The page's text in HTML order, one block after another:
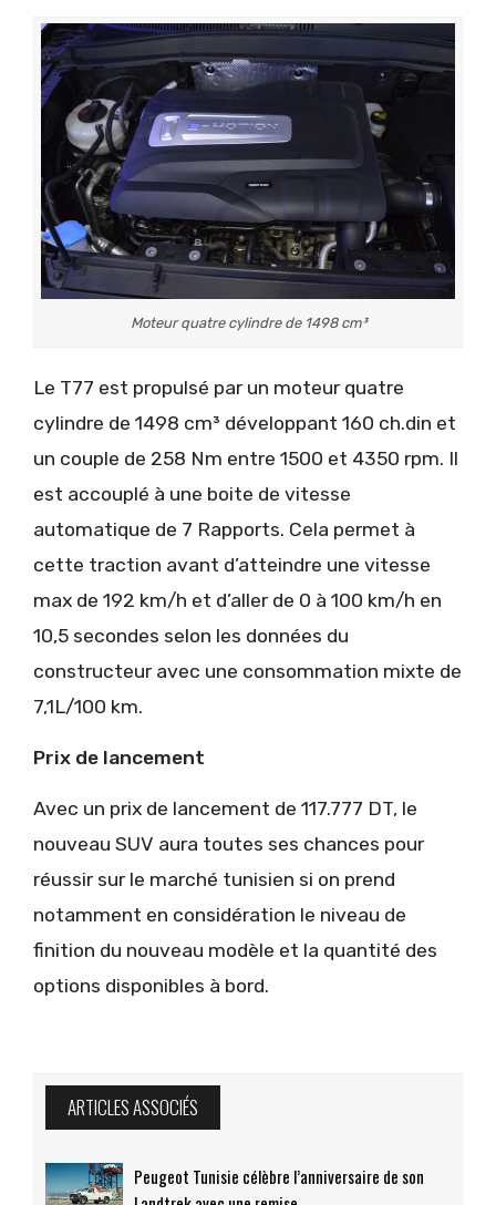
Moteur quatre cylindre de 1498 cm³
Le T77 est propulsé par un moteur quatre
cylindre de 1498 cm³ développant 160 ch.din et
un couple de 258 Nm entre 1500 et 4350 rpm. Il
est accouplé à une boite de vitesse
automatique de 7 Rapports. Cela permet à
cette traction avant d’atteindre une vitesse
max de 192 km/h et d’aller de 0 à 100 km/h en
10,5 secondes selon les données du
constructeur avec une consommation mixte de
7,1L/100 km.
Prix de lancement
Avec un prix de lancement de 117.777 DT, le
nouveau SUV aura toutes ses chances pour
réussir sur le marché tunisien si on prend
notamment en considération le niveau de
finition du nouveau modèle et la quantité des
options disponibles à bord.
ARTICLES ASSOCIÉS
Peugeot Tunisie célèbre l’anniversaire de son